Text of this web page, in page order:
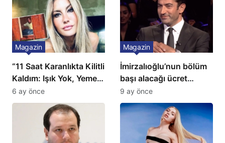
“11 Saat Karanlıkta Kilitli
Kaldım: Işık Yok, Yemek
Yok, Tuvalet Yok!”
Çağla Şikel’den Şok
Magazin
6 ay önce
İmirzalıoğlu’nun bölüm
başı alacağı ücret
Türkiye’de bir ilk:
Gözünü 2 ilçeye dikti!
Magazin
9 ay önce